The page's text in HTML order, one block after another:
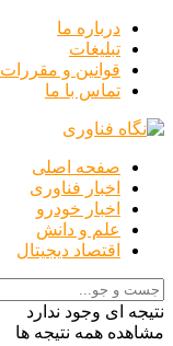
درباره ما
تبلیغات
قوانین و مقررات
تماس با ما
صفحه اصلی
اخبار فناوری
اخبار خودرو
علم و دانش
اقتصاد دیجیتال
نتیجه ای وجود ندارد
مشاهده همه نتیجه ها